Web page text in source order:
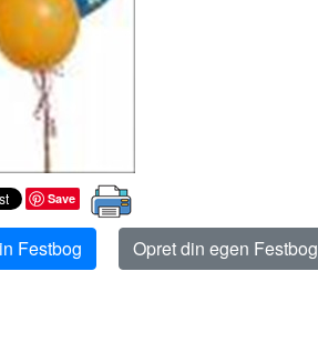
Save
Festbog Opret din egen Festbog